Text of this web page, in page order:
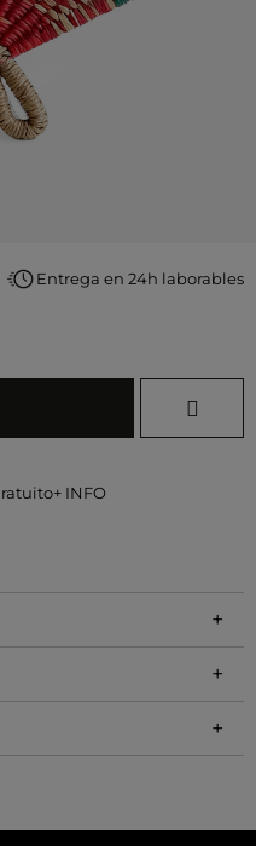
Entrega en 24h laborables
+ INFO
+
+
+